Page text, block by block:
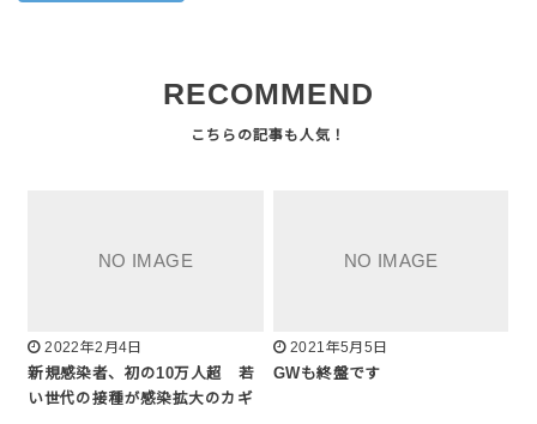
RECOMMEND
2022年2月4日
新規感染者、初の10万人超 若
い世代の接種が感染拡大のカギ
2021年5月5日
GWも終盤です